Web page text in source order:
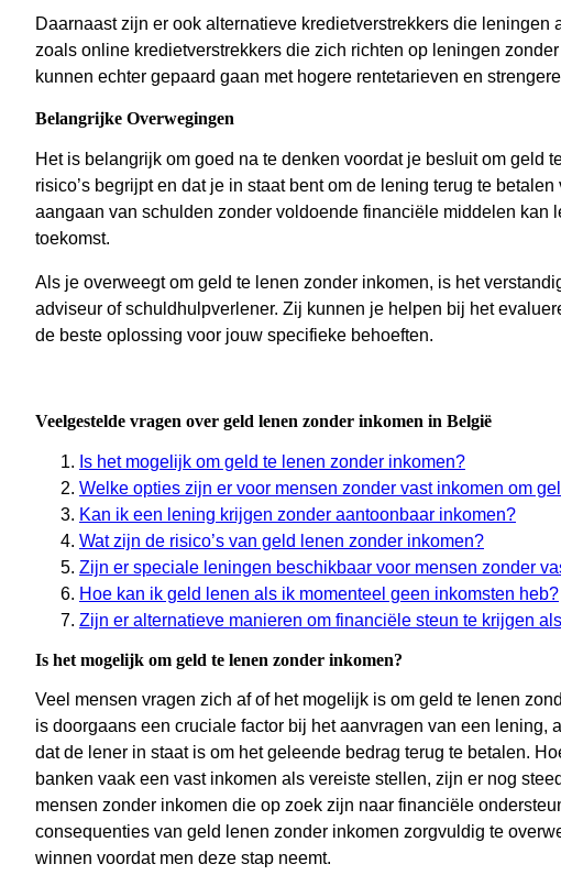
Daarnaast zijn er ook alternatieve kredietverstrekkers die
zoals online kredietverstrekkers die zich richten op leningen
kunnen echter gepaard gaan met hogere rentetarieven en
Belangrijke Overwegingen
Het is belangrijk om goed na te denken voordat je besluit om geld
risico’s begrijpt en dat je in staat bent om de lening terug te
aangaan van schulden zonder voldoende financiële middelen kan
toekomst.
Als je overweegt om geld te lenen zonder inkomen, is het
adviseur of schuldhulpverlener. Zij kunnen je helpen bij het
de beste oplossing voor jouw specifieke behoeften.
Veelgestelde vragen over geld lenen zonder inkomen in België
Is het mogelijk om geld te lenen zonder inkomen?
Welke opties zijn er voor mensen zonder vast inkomen om
Kan ik een lening krijgen zonder aantoonbaar inkomen?
Wat zijn de risico’s van geld lenen zonder inkomen?
Zijn er speciale leningen beschikbaar voor mensen zonder
Hoe kan ik geld lenen als ik momenteel geen inkomsten heb?
Zijn er alternatieve manieren om financiële steun te krijgen
Is het mogelijk om geld te lenen zonder inkomen?
Veel mensen vragen zich af of het mogelijk is om geld te lenen
is doorgaans een cruciale factor bij het aanvragen van een lening,
dat de lener in staat is om het geleende bedrag terug te betalen.
banken vaak een vast inkomen als vereiste stellen, zijn er nog
mensen zonder inkomen die op zoek zijn naar financiële
consequenties van geld lenen zonder inkomen zorgvuldig te
winnen voordat men deze stap neemt.